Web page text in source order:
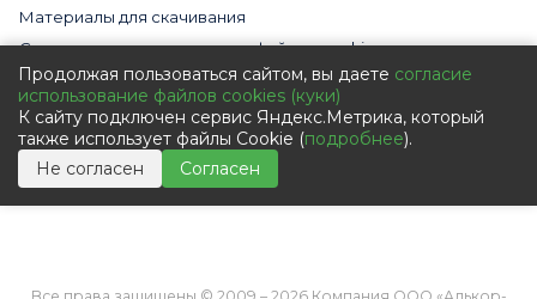
Материалы для скачивания
Cогласие на использование файлов cookies
Обработка персональных данных с помощью сервиса
«Яндекс.Метрика»
Политика в отношении обработки персональных данных
Пользовательское соглашение
Согласие на обработку персональных данных
Продолжая пользоваться сайтом, вы даете согласие
использование файлов cookies (куки)
К сайту подключен сервис Яндекс.Метрика, который
также использует файлы Cookie (подробнее).
Не согласен
Согласен